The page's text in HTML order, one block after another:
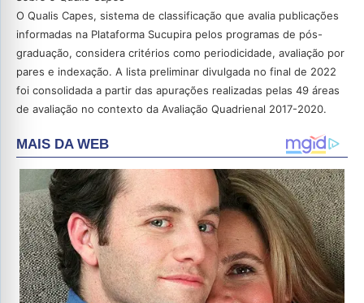
O Qualis Capes, sistema de classificação que avalia publicações
informadas na Plataforma Sucupira pelos programas de pós-
graduação, considera critérios como periodicidade, avaliação por
pares e indexação. A lista preliminar divulgada no final de 2022
foi consolidada a partir das apurações realizadas pelas 49 áreas
de avaliação no contexto da Avaliação Quadrienal 2017-2020.